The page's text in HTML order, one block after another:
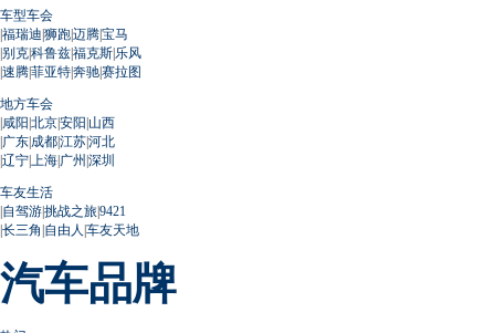
车型车会
|福瑞迪|狮跑|迈腾|宝马
|别克|科鲁兹|福克斯|乐风
|速腾|菲亚特|奔驰|赛拉图
地方车会
|咸阳|北京|安阳|山西
|广东|成都|江苏|河北
|辽宁| 上海|广州 |深圳
车友生活
|自驾游|挑战之旅|9421
|长三角 |自由人 |车友天地
汽车品牌